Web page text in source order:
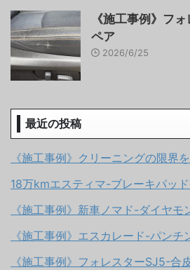
《施工事例》フ
ペア
2026/6/25
最近の投稿
《施工事例》クリーニングの限界
18万kmエスティマ-ブレーキパッ
《施工事例》新車ノマド-ダイヤモ
《施工事例》エスカレード-パンチ
《施工事例》フォレスターSJ5-合